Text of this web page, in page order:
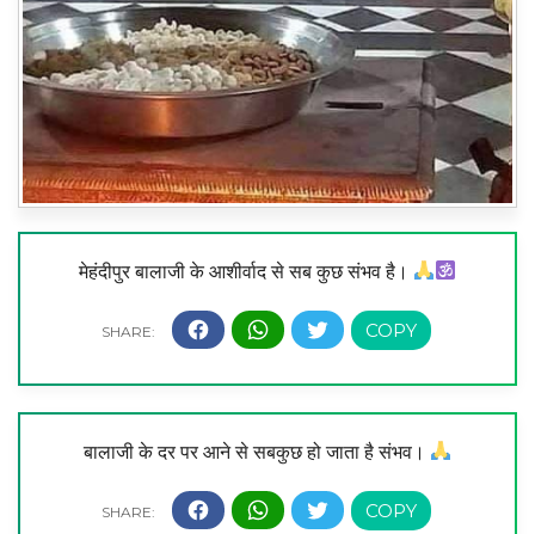
मेहंदीपुर बालाजी के आशीर्वाद से सब कुछ संभव है।
बालाजी के दर पर आने से सबकुछ हो जाता है संभव।